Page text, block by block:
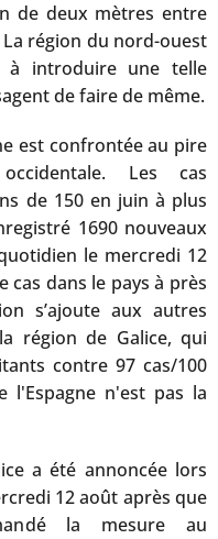
de deux mètres entre
région du nord-ouest
à introduire une telle
de faire de même.
est confrontée au pire
Les cas
de 150 en juin à plus
1690 nouveaux
le mercredi 12
dans le pays à près
s’ajoute aux autres
région de Galice, qui
contre 97 cas/100
l'Espagne n'est pas la
a été annoncée lors
12 août après que
la mesure au